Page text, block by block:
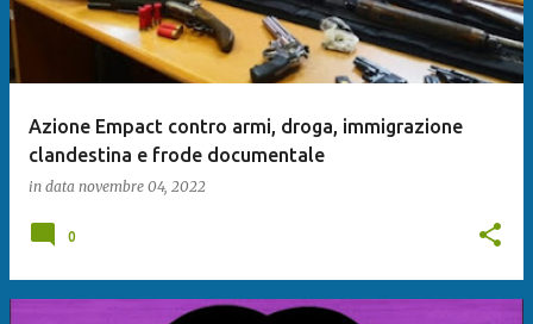
Azione Empact contro armi, droga, immigrazione
clandestina e frode documentale
in data novembre 04, 2022
0